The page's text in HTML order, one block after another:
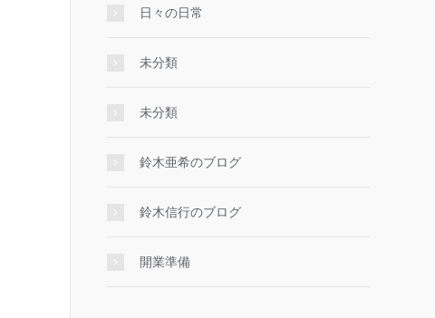
日々の日常
未分類
未分類
鈴木亜希のブログ
鈴木信行のブログ
開業準備